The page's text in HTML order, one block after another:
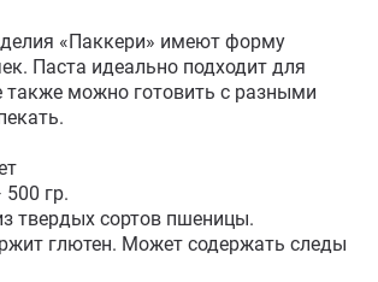
«Паккери» имеют форму
Паста идеально подходит для
также можно готовить с разными
500 гр.
твердых сортов пшеницы.
глютен. Может содержать следы